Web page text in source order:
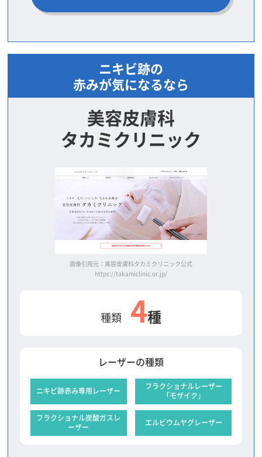
ニキビ跡の
赤みが気になるなら
美容皮膚科
タカミクリニック
画像引用元：美容皮膚科タカミクリニック公式
https://takamiclinic.or.jp/
種類 4種
レーザーの種類
ニキビ跡赤み専用レーザー
フラクショナルレーザー
「モザイク」
フラクショナル炭酸ガスレ
ーザー
エルビウムヤグレーザー